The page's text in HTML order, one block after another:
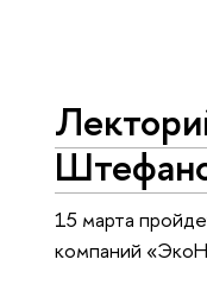
15 марта
компаний